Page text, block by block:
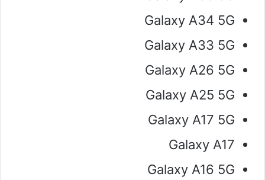
Galaxy A34 5G
Galaxy A33 5G
Galaxy A26 5G
Galaxy A25 5G
Galaxy A17 5G
Galaxy A17
Galaxy A16 5G